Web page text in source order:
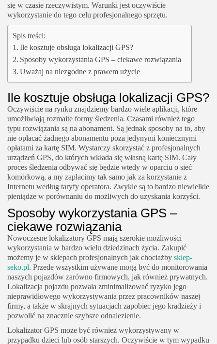
się w czasie rzeczywistym. Warunki jest oczywiście
wykorzystanie do tego celu profesjonalnego sprzętu.
Spis treści:
Ile kosztuje obsługa lokalizacji GPS?
Sposoby wykorzystania GPS – ciekawe rozwiązania
Uważaj na niezgodne z prawem użycie
Ile kosztuje obsługa lokalizacji GPS?
Oczywiście na rynku znajdziemy bardzo wiele aplikacji, które
umożliwiają rozmaite formy śledzenia. Czasami również tego
typu rozwiązania są na abonament. Są jednak sposoby na to, aby
nie opłacać żadnego abonamentu poza jedynymi koniecznymi
opłatami za kartę SIM. Wystarczy skorzystać z profesjonalnych
urządzeń GPS, do których wkłada się własną kartę SIM. Cały
proces śledzenia odbywać się będzie wtedy w oparciu o sieć
komórkową, a my zapłacimy tak samo jak za korzystanie z
Internetu według taryfy operatora. Zwykle są to bardzo niewielkie
pieniądze w porównaniu do możliwych do uzyskania korzyści.
Sposoby wykorzystania GPS –
ciekawe rozwiązania
Nowoczesne lokalizatory GPS mają szerokie możliwości
wykorzystania w bardzo wielu dziedzinach życia. Zakupić
możemy je w sklepach profesjonalnych jak chociażby sklep-
seko.pl. Przede wszystkim używane mogą być do monitorowania
naszych pojazdów zarówno firmowych, jak również prywatnych.
Lokalizacja pojazdu pozwala zminimalizować ryzyko jego
nieprawidłowego wykorzystywania przez pracowników naszej
firmy, a także w skrajnych sytuacjach zapobiec jego kradzieży i
pozwolić na znacznie szybsze odnalezienie.
Lokalizator GPS może być również wykorzystywany w
przypadku dzieci lub osób starszych. Oczywiście w tym wypadku